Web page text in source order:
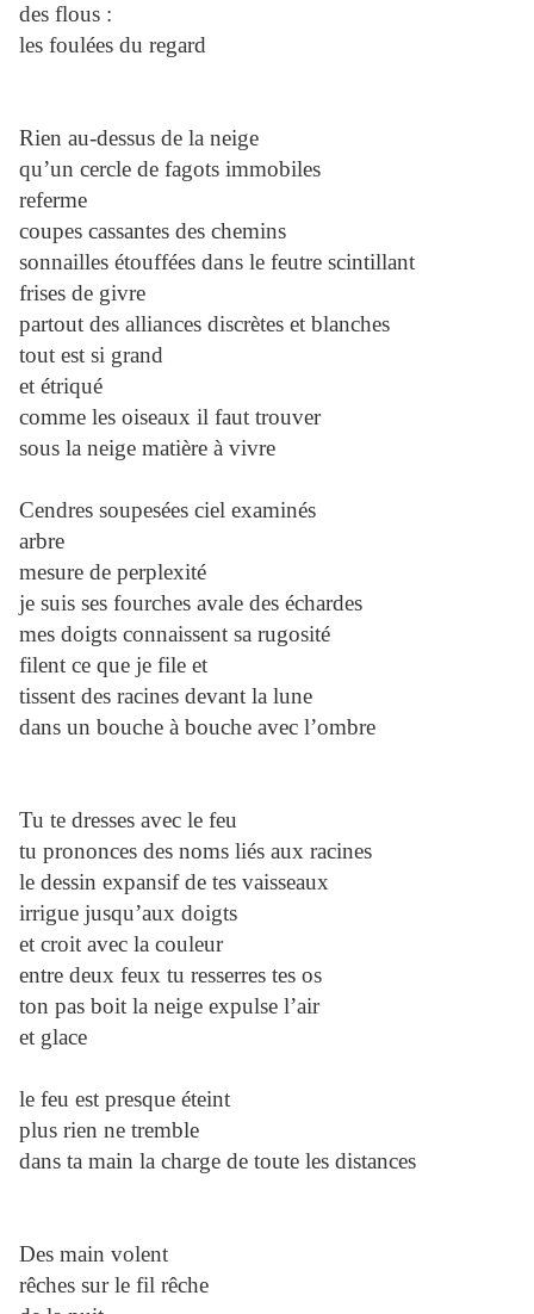
des flous :
les foulées du regard
Rien au-dessus de la neige
qu’un cercle de fagots immobiles
referme
coupes cassantes des chemins
sonnailles étouffées dans le feutre scintillant
frises de givre
partout des alliances discrètes et blanches
tout est si grand
et étriqué
comme les oiseaux il faut trouver
sous la neige matière à vivre
Cendres soupesées ciel examinés
arbre
mesure de perplexité
je suis ses fourches avale des échardes
mes doigts connaissent sa rugosité
filent ce que je file et
tissent des racines devant la lune
dans un bouche à bouche avec l’ombre
Tu te dresses avec le feu
tu prononces des noms liés aux racines
le dessin expansif de tes vaisseaux
irrigue jusqu’aux doigts
et croit avec la couleur
entre deux feux tu resserres tes os
ton pas boit la neige expulse l’air
et glace
le feu est presque éteint
plus rien ne tremble
dans ta main la charge de toute les distances
Des main volent
rêches sur le fil rêche